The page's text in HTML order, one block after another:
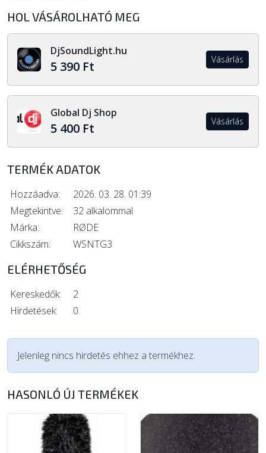
HOL VÁSÁROLHATÓ MEG
DjSoundLight.hu
5 390 Ft Vásárlás
Global Dj Shop
5 400 Ft Vásárlás
TERMÉK ADATOK
Hozzáadva:
2026. 03. 28. 01:39
Megtekintve:
32 alkalommal
Márka:
RØDE
Cikkszám:
WSNTG3
ELÉRHETŐSÉG
Kereskedők:
2
Hirdetések:
0
Jelenleg nincs hirdetés ehhez a termékhez.
HASONLÓ ÚJ TERMÉKEK